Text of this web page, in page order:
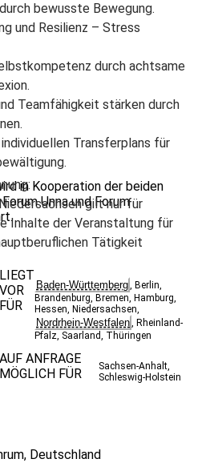
bewusste Bewegung.
und Resilienz – Stress
durch achtsame
Teamfähigkeit stärken durch
Transferplans für
gilt nur für
Inhalte der Veranstaltung für
Tätigkeit
die die Inhalte der
der Ausübung ihrer
nebenberuflichen Tätigkeit
in Kooperation der beiden
Unna und Forum
LIEGT
VOR
FÜR
Baden-Württemberg, Berlin,
Brandenburg, Bremen, Hamburg,
Hessen, Niedersachsen,
Nordrhein-Westfalen, Rheinland-
Pfalz, Saarland, Thüringen
AUF ANFRAGE
MÖGLICH FÜR
Sachsen-Anhalt,
Schleswig-Holstein
Deutschland